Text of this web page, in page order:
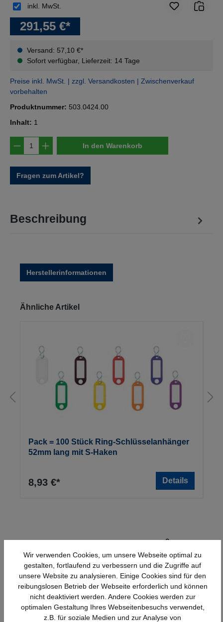
291,55 €*
Versand: 57,10 €*
Sofort verfügbar, Lieferzeit: 14 Tage
inkl. MwSt.
Preise inkl. MwSt. | zzgl. Versandkosten | Zwischenverkauf
vorbehalten
Produktnummer: 503.0424.00
Inhalt: 1
Produkt Anzahl: Gib den gewünschten
In den Warenkorb
Fragen zum Artikel?
Beschreibung
Herstellerinformationen
Produktgalerie überspringen
Ähnliche Artikel
Pack = 100 Stück Ring-Schlüsselanhänger
52mm lang mit S-Haken
8,93 €* Details
Schnelle Lieferung Topmarken
Wir verwenden Cookies, um unsere Webseite optimal zu
gestalten, fortlaufend zu verbessern und die Zugriffe auf
unsere Website zu analysieren. Einige Cookies sind für den
reibungslosen Betrieb der Webseite erforderlich und können
nicht deaktiviert werden. Andere Cookies werden zur
optimalen Gestaltung Ihres Webseitenbesuchs verwendet,
z.B. für soziale Medien und zur Analyse von